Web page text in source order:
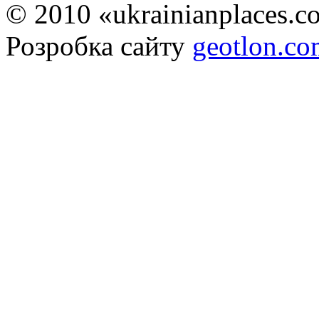
© 2010
Розробка сайту